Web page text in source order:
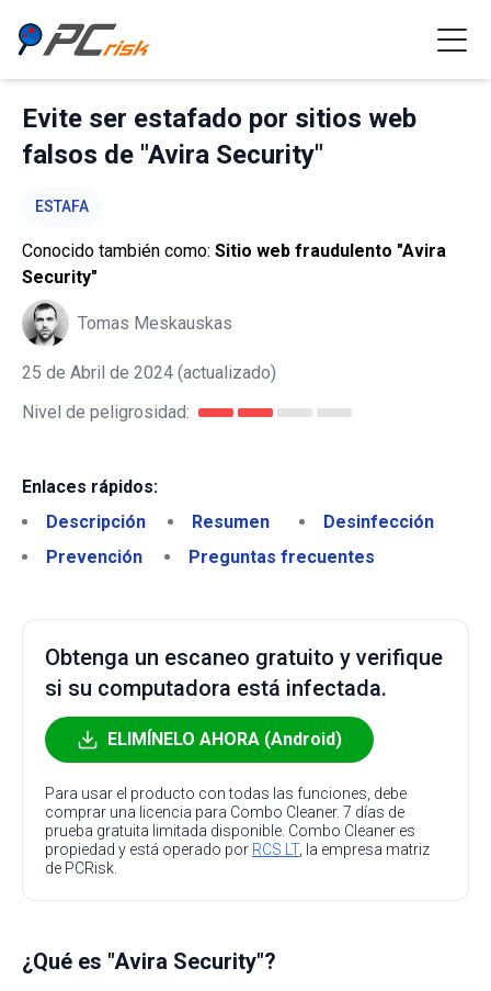
Evite ser estafado por sitios web
falsos de "Avira Security"
ESTAFA
Conocido también como: Sitio web fraudulento "Avira
Security"
Tomas Meskauskas
25 de Abril de 2024 (actualizado)
Nivel de peligrosidad:
Enlaces rápidos:
Descripción
Resumen
Desinfección
Prevención
Preguntas frecuentes
Obtenga un escaneo gratuito y verifique
si su computadora está infectada.
ELIMÍNELO AHORA (Android)
Para usar el producto con todas las funciones, debe
comprar una licencia para Combo Cleaner. 7 días de
prueba gratuita limitada disponible. Combo Cleaner es
propiedad y está operado por RCS LT, la empresa matriz
de PCRisk.
¿Qué es "Avira Security"?